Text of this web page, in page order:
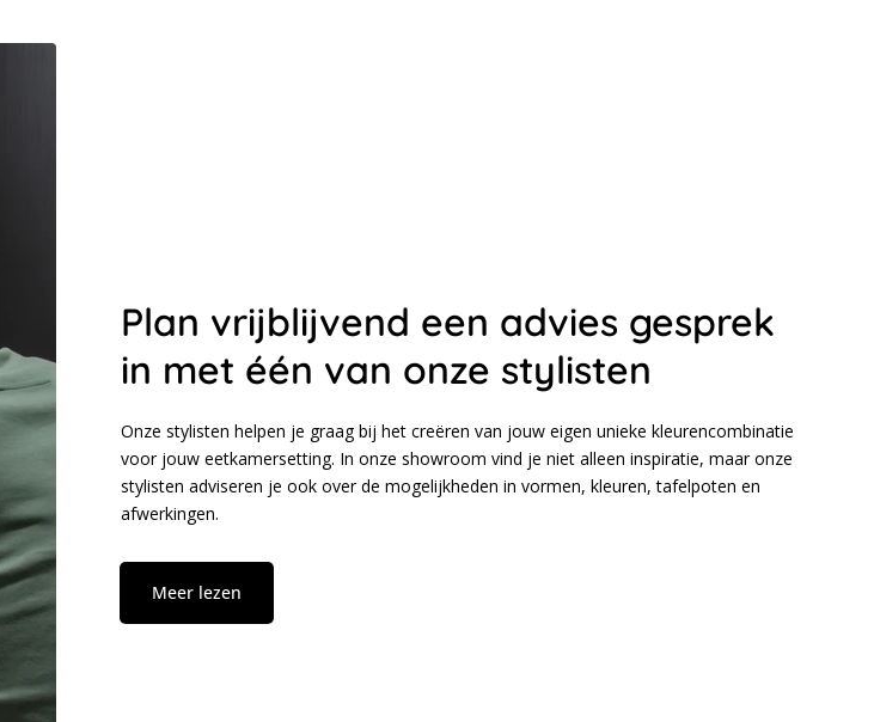
Plan vrijblijvend een advies gesprek
in met één van onze stylisten
Onze stylisten helpen je graag bij het creëren van jouw eigen unieke kleurencombinatie
voor jouw eetkamersetting. In onze showroom vind je niet alleen inspiratie, maar onze
stylisten adviseren je ook over de mogelijkheden in vormen, kleuren, tafelpoten en
afwerkingen.
Meer lezen